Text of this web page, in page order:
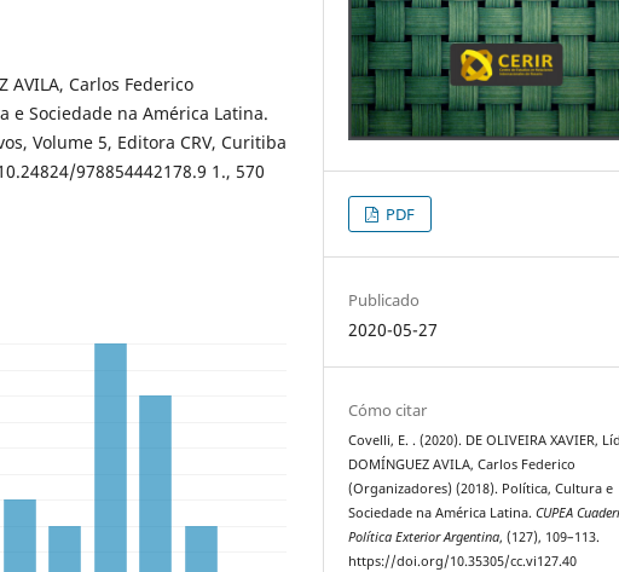
AVILA, Carlos Federico
e Sociedade na América Latina.
Volume 5, Editora CRV, Curitiba
978854442178.9 1., 570
PDF
Publicado
2020-05-27
Cómo citar
Covelli, E. . (2020). DE OLIVEIRA XAVIER,
DOMÍNGUEZ AVILA, Carlos Federico
(Organizadores) (2018). Política, Cultura e
Sociedade na América Latina.CUPEA
Política Exterior Argentina, (127), 109–113.
https://doi.org/10.35305/cc.vi127.40